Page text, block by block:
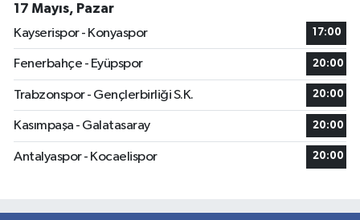
17 Mayıs, Pazar
Kayserispor - Konyaspor
17:00
Fenerbahçe - Eyüpspor 20:00
Trabzonspor - Gençlerbirliği S.K. 20:00
Kasımpaşa - Galatasaray 20:00
Antalyaspor - Kocaelispor 20:00